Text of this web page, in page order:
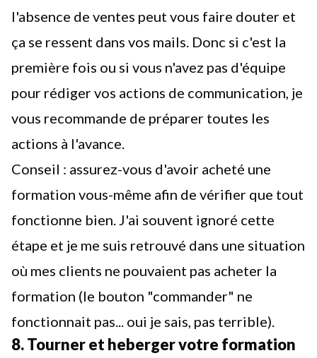
l'absence de ventes peut vous faire douter et
ça se ressent dans vos mails. Donc si c'est la
première fois ou si vous n'avez pas d'équipe
pour rédiger vos actions de communication, je
vous recommande de préparer toutes les
actions à l'avance.
Conseil : assurez-vous d'avoir acheté une
formation vous-même afin de vérifier que tout
fonctionne bien. J'ai souvent ignoré cette
étape et je me suis retrouvé dans une situation
où mes clients ne pouvaient pas acheter la
formation (le bouton "commander" ne
fonctionnait pas... oui je sais, pas terrible).
8. Tourner et heberger votre formation